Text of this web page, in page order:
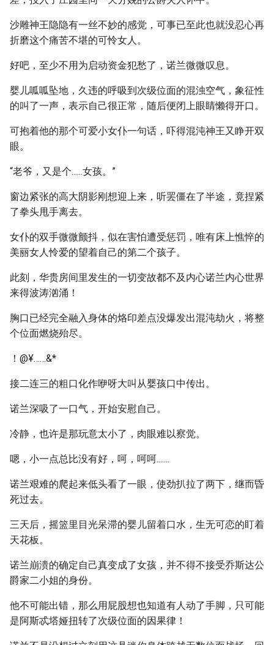
沙雕神王隐隐有一丝不妙的感觉，可事已至此也就没忍心再
折磨这个痛苦不堪的可怜女人。
好吧，至少不用为启动资金犯愁了，诺兰微微叹息。
婴儿呱呱坠地，久违的呼吸到次级位面的混浊空气，象征性
的叫了一声，表示自己很正常，随后便闭上眼睛懒得开口。
可抱着他的那个可爱小女仆一句话，吓得混沌神王又睁开双
眼。
“老爷，又是个......女孩。”
窗边紧张的高大阴影刚想迎上来，听罢僵在了半途，竟捏紧
了拳头甩手离去。
女仆的双手微微颤抖，似在害怕遭受惩罚，唯有床上憔悴的
美丽女人怜爱的望着自己的第二个孩子。
此刻，华贵房间里发生的一切变故都不及内心诺兰内心世界
来得波涛汹涌！
胸口已经完全融入身体的烙印差点没爆发出混沌劫火，将整
个位面燃烧殆尽。
！@¥……&*
接二连三的粗口化作咿呀大叫从婴孩口中传出。
诺兰深吸了一口气，开始安慰自己。
冷静，也许是那玩意太小了，肉眼难以察觉。
嗯，小一点总比没有好，呵，呵呵.......
诺兰艰难的爬起来低头看了一眼，使劲扒拉了两下，继而昏
死过去。
三天后，摇篮里目光呆滞的婴儿留着口水，生无可恋的盯着
天花板。
诺兰崩溃的确定自己真变成了女孩，并不得不接受乔斯达公
爵家二小姐的身份。
他不可能出错，那么用屁股想也知道有人动了手脚，只可能
是阿斯忒塔娅扭转了次级位面的因果律！